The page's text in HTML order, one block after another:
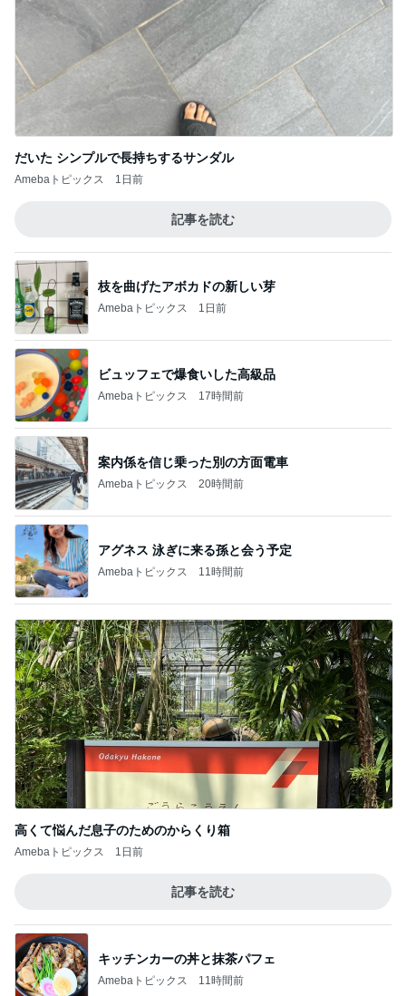
だいた シンプルで長持ちするサンダル
Amebaトピックス 1日前
記事を読む
枝を曲げたアボカドの新しい芽
Amebaトピックス 1日前
ビュッフェで爆食いした高級品
Amebaトピックス 17時間前
案内係を信じ乗った別の方面電車
Amebaトピックス 20時間前
アグネス 泳ぎに来る孫と会う予定
Amebaトピックス 11時間前
高くて悩んだ息子のためのからくり箱
Amebaトピックス 1日前
記事を読む
キッチンカーの丼と抹茶パフェ
Amebaトピックス 11時間前